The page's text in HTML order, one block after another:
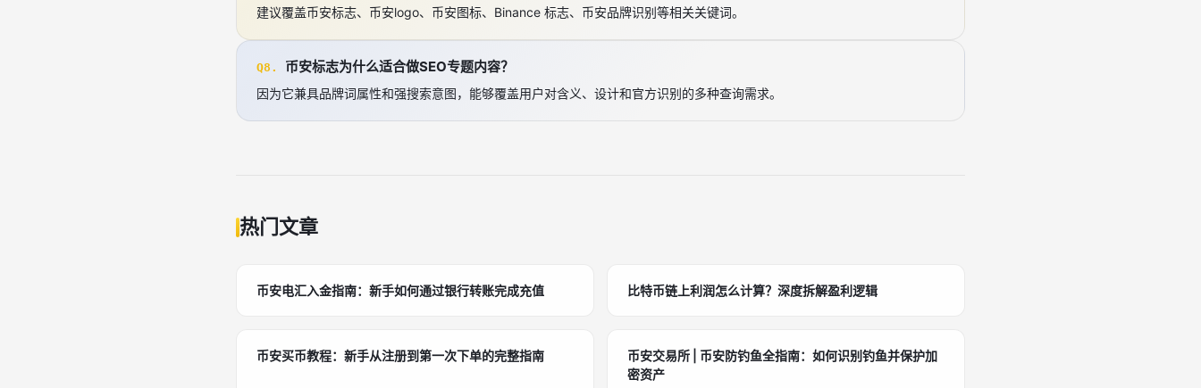
建议覆盖币安标志、币安logo、币安图标、Binance 标志、币安品牌识别等相关关键词。
Q8. 币安标志为什么适合做SEO专题内容？
因为它兼具品牌词属性和强搜索意图，能够覆盖用户对含义、设计和官方识别的多种查询需求。
热门文章
币安电汇入金指南：新手如何通过银行转账完成充值 比特币链上利润怎么计算？深度拆解盈利逻辑
币安买币教程：新手从注册到第一次下单的完整指南
币安交易所 | 币安防钓鱼全指南：如何识别钓鱼并保护加
密资产